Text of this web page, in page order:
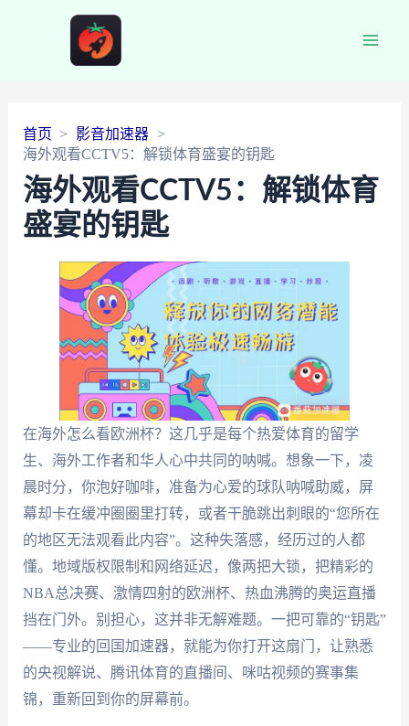
首页
影音加速器
海外观看CCTV5：解锁体育盛宴的钥匙
海外观看CCTV5：解锁体育
盛宴的钥匙
在海外怎么看欧洲杯？这几乎是每个热爱体育的留学
生、海外工作者和华人心中共同的呐喊。想象一下，凌
晨时分，你泡好咖啡，准备为心爱的球队呐喊助威，屏
幕却卡在缓冲圈圈里打转，或者干脆跳出刺眼的“您所在
的地区无法观看此内容”。这种失落感，经历过的人都
懂。地域版权限制和网络延迟，像两把大锁，把精彩的
NBA总决赛、激情四射的欧洲杯、热血沸腾的奥运直播
挡在门外。别担心，这并非无解难题。一把可靠的“钥匙”
——专业的回国加速器，就能为你打开这扇门，让熟悉
的央视解说、腾讯体育的直播间、咪咕视频的赛事集
锦，重新回到你的屏幕前。